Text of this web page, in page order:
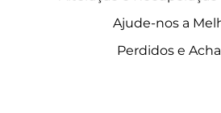
Ajude-nos a
Perdidos e